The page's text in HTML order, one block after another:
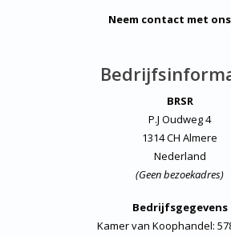
Neem contact met
BRSR
P.J Oudweg 4
1314 CH Almere
Nederland
(Geen bezoekadres)
Bedrijfsgegevens
Kamer van Koophandel: